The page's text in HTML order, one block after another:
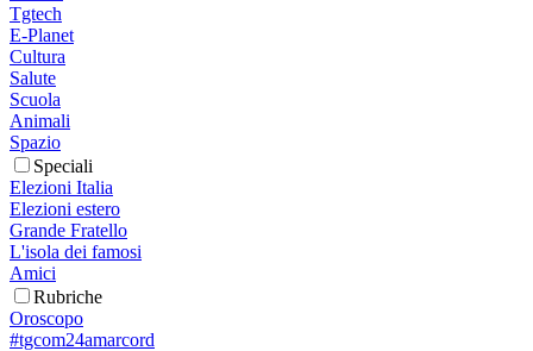
Tgtech
E-Planet
Cultura
Salute
Scuola
Animali
Spazio
Speciali
Elezioni Italia
Elezioni estero
Grande Fratello
L'isola dei famosi
Amici
Rubriche
Oroscopo
#tgcom24amarcord